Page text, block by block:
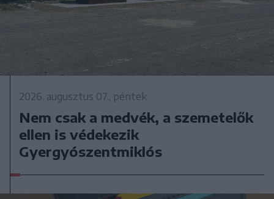
2026. augusztus 07., péntek
Nem csak a medvék, a szemetelők
ellen is védekezik
Gyergyószentmiklós